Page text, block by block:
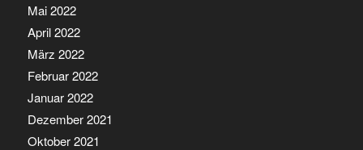
Mai 2022
April 2022
März 2022
Februar 2022
Januar 2022
Dezember 2021
Oktober 2021